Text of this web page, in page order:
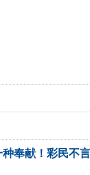
奉献！彩民不